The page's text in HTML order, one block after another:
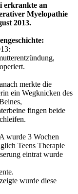
erkrankte an
Myelopathie
2013.
merkte die
ein Wegknicken des
fingen beide
wurde 3 Wochen
Teens Therapie
eintrat wurde
wurde diese